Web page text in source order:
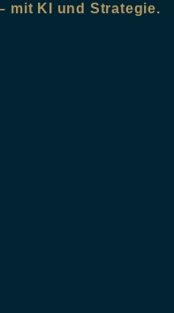
mit KI und Strategie.